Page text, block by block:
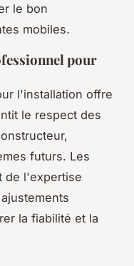
le bon
mobiles.
pour
l'installation offre
le respect des
futurs. Les
de l'expertise
la fiabilité et la